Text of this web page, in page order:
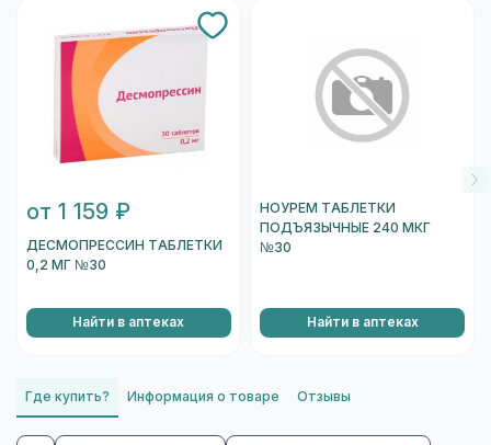
от 1 159 ₽
ДЕСМОПРЕССИН ТАБЛЕТКИ
0,2 МГ №30
Найти в аптеках
НОУРЕМ ТАБЛЕТКИ
ПОДЪЯЗЫЧНЫЕ 240 МКГ
№30
Найти в аптеках
Где купить? Информация о товаре Отзывы